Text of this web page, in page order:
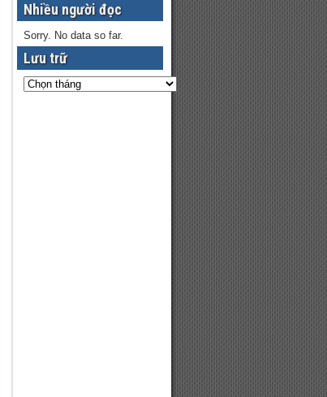
Nhiều người đọc
Sorry. No data so far.
Lưu trữ